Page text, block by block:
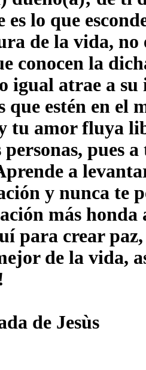
es lo que
de la vida, no
conocen la
igual atrae a
que estén en el
tu amor fluya
personas, pues
a
y nunca te
más
para crear
de la vida,
de Jesùs